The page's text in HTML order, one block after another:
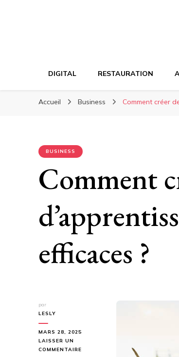
DIGITAL RESTAURATION
Accueil Business Comment créer
BUSINESS
Comment
efficaces ?
par
LESLY
MARS 28, 2025
LAISSER UN
COMMENTAIRE